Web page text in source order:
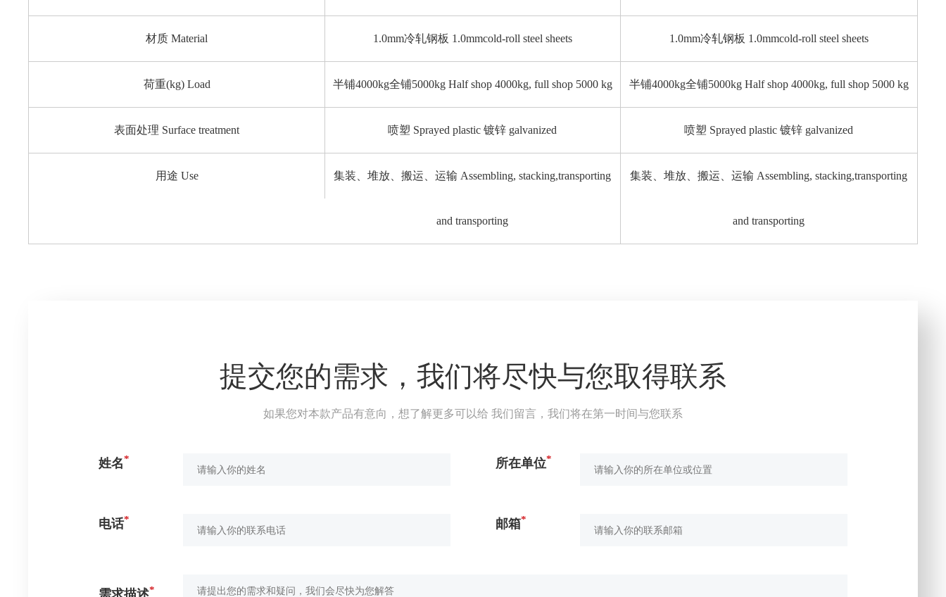
材质 Material 1.0mm冷轧钢板 1.0mmcold-roll steel sheets 1.0mm冷轧钢板 1.0mmcold-roll steel sheets
荷重(kg) Load 半铺4000kg全铺5000kg Half shop 4000kg, full shop 5000 kg 半铺4000kg全铺5000kg Half shop 4000kg, full shop 5000 kg
表面处理 Surface treatment 喷塑 Sprayed plastic 镀锌 galvanized 喷塑 Sprayed plastic 镀锌 galvanized
用途 Use 集装、堆放、搬运、运输 Assembling, stacking,transporting
and transporting
集装、堆放、搬运、运输 Assembling, stacking,transporting
and transporting
提交您的需求，我们将尽快与您取得联系
如果您对本款产品有意向，想了解更多可以给 我们留言，我们将在第一时间与您联系
姓名* 所在单位*
电话* 邮箱*
*